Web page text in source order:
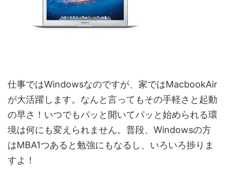
仕事ではWindowsなのですが、家ではMacbookAir
が大活躍します。なんと言ってもその手軽さと起動
の早さ！いつでもパッと開いてパッと始められる環
境は何にも変えられません。普段、Windowsの方
はMBA1つあると勉強にもなるし、いろいろ捗りま
すよ！